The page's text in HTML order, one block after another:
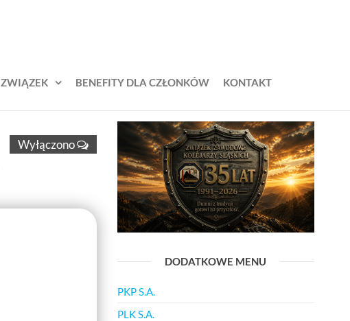
ZWIĄZEK BENEFITY DLA CZŁONKÓW KONTAKT
Wyłączono
DODATKOWE MENU
PKP S.A.
PLK S.A.